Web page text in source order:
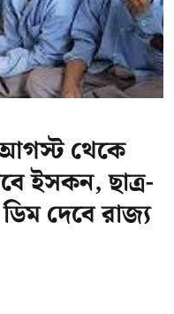
থেকে
ইসকন, ছাত্র-
দেবে রাজ্য